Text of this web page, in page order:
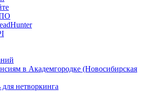
ПО
в Академгородке (Новосибирская
для нетворкинга